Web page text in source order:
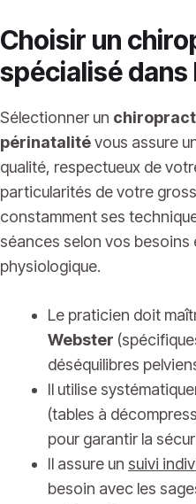
Choisir un
spécialisé
Sélectionner un
périnatalitévous assure
qualité, respectueux de
particularités de votre
constamment ses
séances selon vos
physiologique.
Le praticien doit
Webster
déséquilibres
Il utilise
(tables à
pour garantir la
Il assure un suivi
besoin avec les